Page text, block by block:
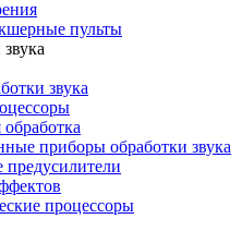
пульты
звука
приборы обработки звука
процессоры